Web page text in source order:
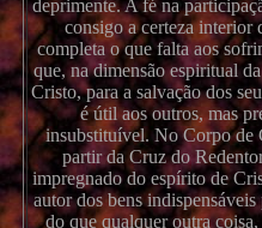
deprimente. A fé na
consigo a certeza interior
completa o que falta aos
que, na dimensão espiritual
Cristo, para a salvação dos
é útil aos outros, mas
insubstituível. No Corpo de
partir da Cruz do
impregnado do espírito de
autor dos bens
do que qualquer outra